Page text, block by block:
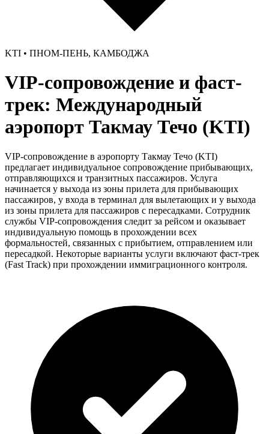
KTI • ПНОМ-ПЕНЬ, КАМБОДЖА
VIP-сопровождение и фаст-
трек: Международный
аэропорт Такмау Течо (KTI)
VIP-сопровождение в аэропорту Такмау Течо (KTI)
предлагает индивидуальное сопровождение прибывающих,
отправляющихся и транзитных пассажиров. Услуга
начинается у выхода из зоны прилета для прибывающих
пассажиров, у входа в терминал для вылетающих и у выхода
из зоны прилета для пассажиров с пересадками. Сотрудник
службы VIP-сопровождения следит за рейсом и оказывает
индивидуальную помощь в прохождении всех
формальностей, связанных с прибытием, отправлением или
пересадкой. Некоторые варианты услуги включают фаст-трек
(Fast Track) при прохождении иммиграционного контроля.